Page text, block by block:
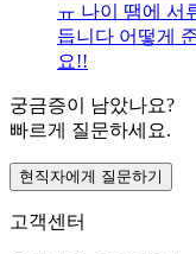
ㅠ 나이 땜에 서
듭니다 어떻게
요!!
궁금증이 남았나요?
빠르게 질문하세요.
현직자에게 질문하기
고객센터